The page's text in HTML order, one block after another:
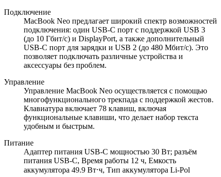
Подключение
MacBook Neo предлагает широкий спектр возможностей
подключения: один USB-C порт с поддержкой USB 3
(до 10 Гбит/с) и DisplayPort, а также дополнительный
USB-C порт для зарядки и USB 2 (до 480 Мбит/с). Это
позволяет подключать различные устройства и
аксессуары без проблем.
Управление
Управление MacBook Neo осуществляется с помощью
многофункционального трекпада с поддержкой жестов.
Клавиатура включает 78 клавиш, включая
функциональные клавиши, что делает набор текста
удобным и быстрым.
Питание
Адаптер питания USB‑C мощностью 30 Вт; разъём
питания USB‑C, Время работы 12 ч, Емкость
аккумулятора 49.9 Вт⋅ч, Тип аккумулятора Li-Pol